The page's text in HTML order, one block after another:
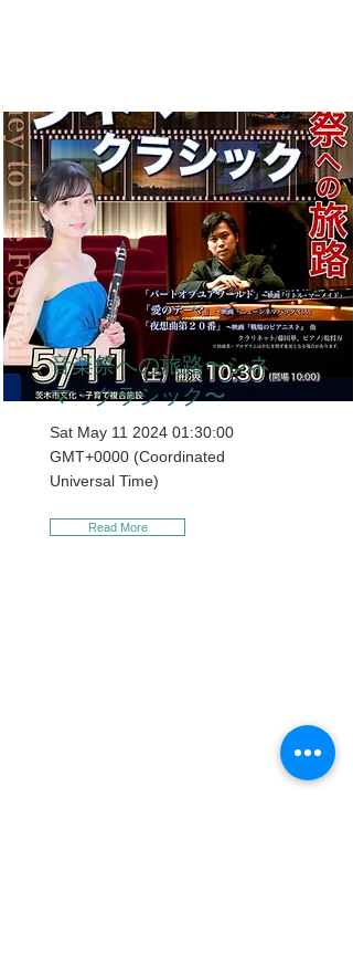
音楽祭への旅路〜シネ
マ・クラシック〜
Sat May 11 2024 01 :30:00
GMT+0000 (Coordinated
Universal Time)
Read More